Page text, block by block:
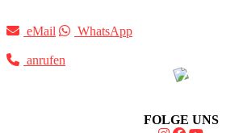
eMail WhatsApp
anrufen
FOLGE UNS